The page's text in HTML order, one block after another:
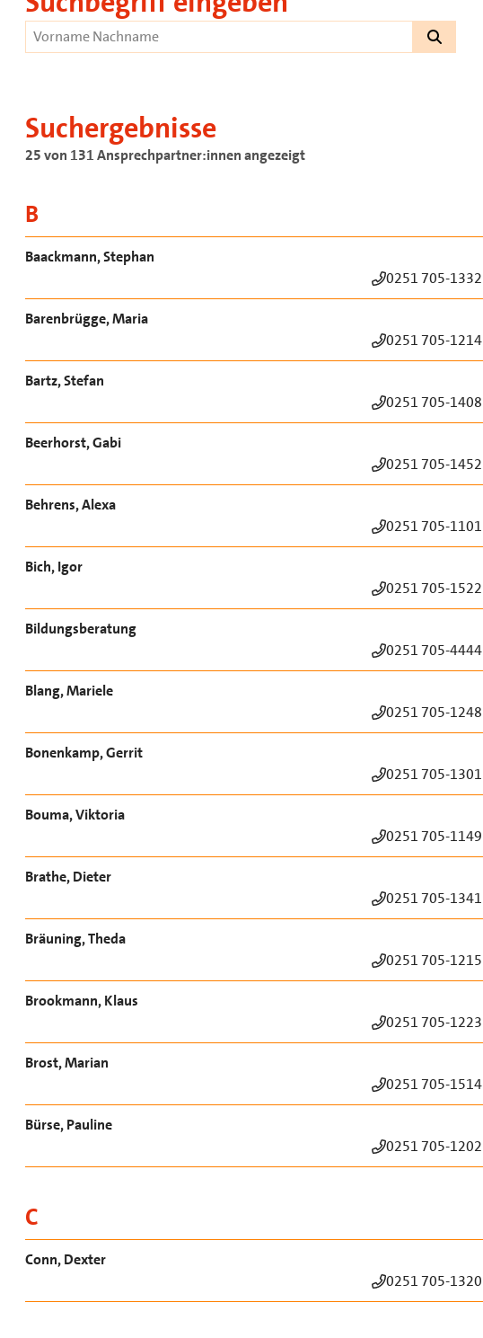
Suchergebnisse
25 von 131 Ansprechpartner:innen angezeigt
B
Baackmann, Stephan
0251 705-1332
Barenbrügge, Maria
0251 705-1214
Bartz, Stefan
0251 705-1408
Beerhorst, Gabi
0251 705-1452
Behrens, Alexa
0251 705-1101
Bich, Igor
0251 705-1522
Bildungsberatung
0251 705-4444
Blang, Mariele
0251 705-1248
Bonenkamp, Gerrit
0251 705-1301
Bouma, Viktoria
0251 705-1149
Brathe, Dieter
0251 705-1341
Bräuning, Theda
0251 705-1215
Brookmann, Klaus
0251 705-1223
Brost, Marian
0251 705-1514
Bürse, Pauline
0251 705-1202
C
Conn, Dexter
0251 705-1320